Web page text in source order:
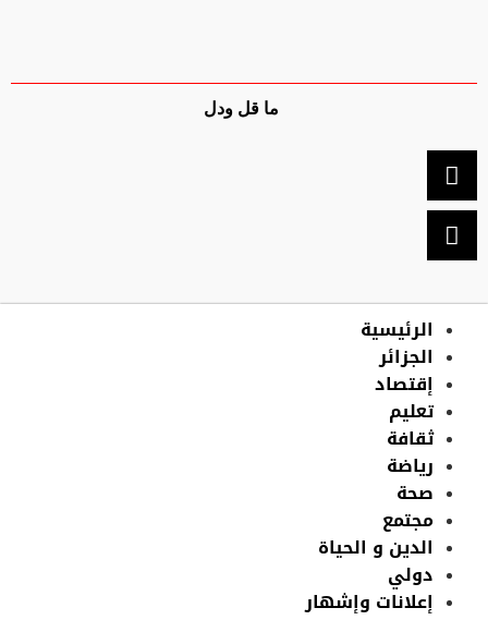
ما قل ودل
الرئيسية
الجزائر
إقتصاد
تعليم
ثقافة
رياضة
صحة
مجتمع
الدين و الحياة
دولي
إعلانات وإشهار